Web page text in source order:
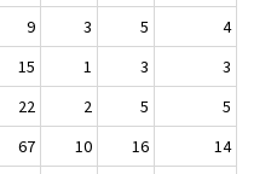
9 3 5
4
15 1 3
3
22 2 5
5
67 10 16
14